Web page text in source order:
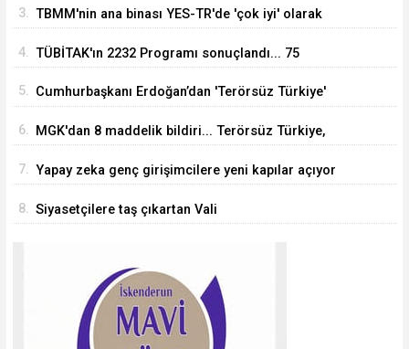
3. TBMM'nin ana binası YES-TR'de 'çok iyi' olarak
4. TÜBİTAK'ın 2232 Programı sonuçlandı... 75
5. Cumhurbaşkanı Erdoğan’dan 'Terörsüz Türkiye'
6. MGK'dan 8 maddelik bildiri... Terörsüz Türkiye,
7. Yapay zeka genç girişimcilere yeni kapılar açıyor
8. Siyasetçilere taş çıkartan Vali